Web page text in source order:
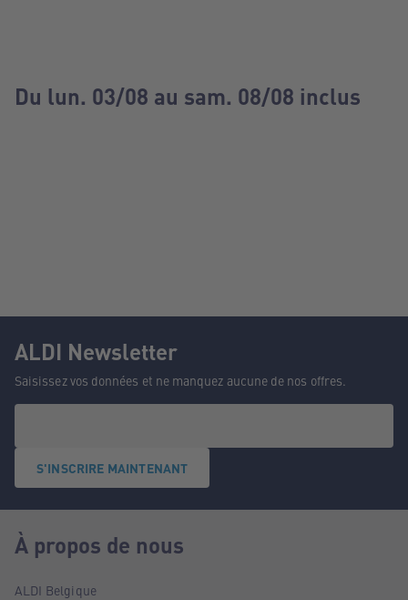
Du lun. 03/08 au sam. 08/08 inclus
ALDI Newsletter
Saisissez vos données et ne manquez aucune de nos offres.
S'INSCRIRE MAINTENANT
À propos de nous
ALDI Belgique